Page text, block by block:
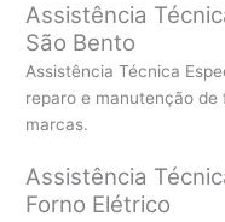
Assistência
São Bento
Assistência Técnica
reparo e manutenção
marcas.
Assistência
Forno Elétrico